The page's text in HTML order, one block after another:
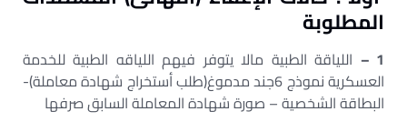
المطلوبة
1 –
اللياقة الطبية مالا يتوفر فيهم اللياقه الطبية للخدمة
العسكرية نموذج 6جند مدموغ(طلب أستخراج شهادة معاملة)-
البطاقة الشخصية – صورة شهادة المعاملة السابق صرفها